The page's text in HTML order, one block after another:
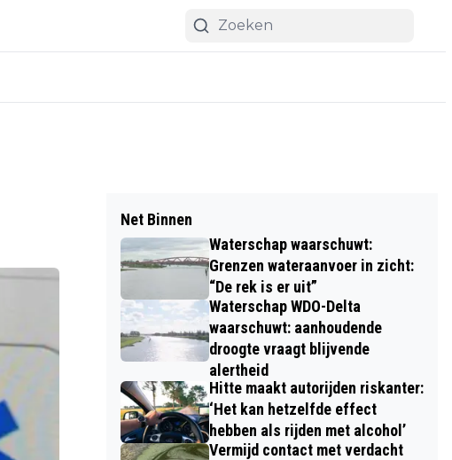
Net Binnen
Waterschap waarschuwt:
Grenzen wateraanvoer in zicht:
“De rek is er uit”
Waterschap WDO-Delta
waarschuwt: aanhoudende
droogte vraagt blijvende
alertheid
Hitte maakt autorijden riskanter:
‘Het kan hetzelfde effect
hebben als rijden met alcohol’
Vermijd contact met verdacht